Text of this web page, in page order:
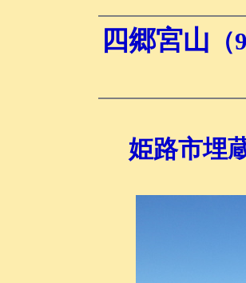
四郷宮山
姫路市埋